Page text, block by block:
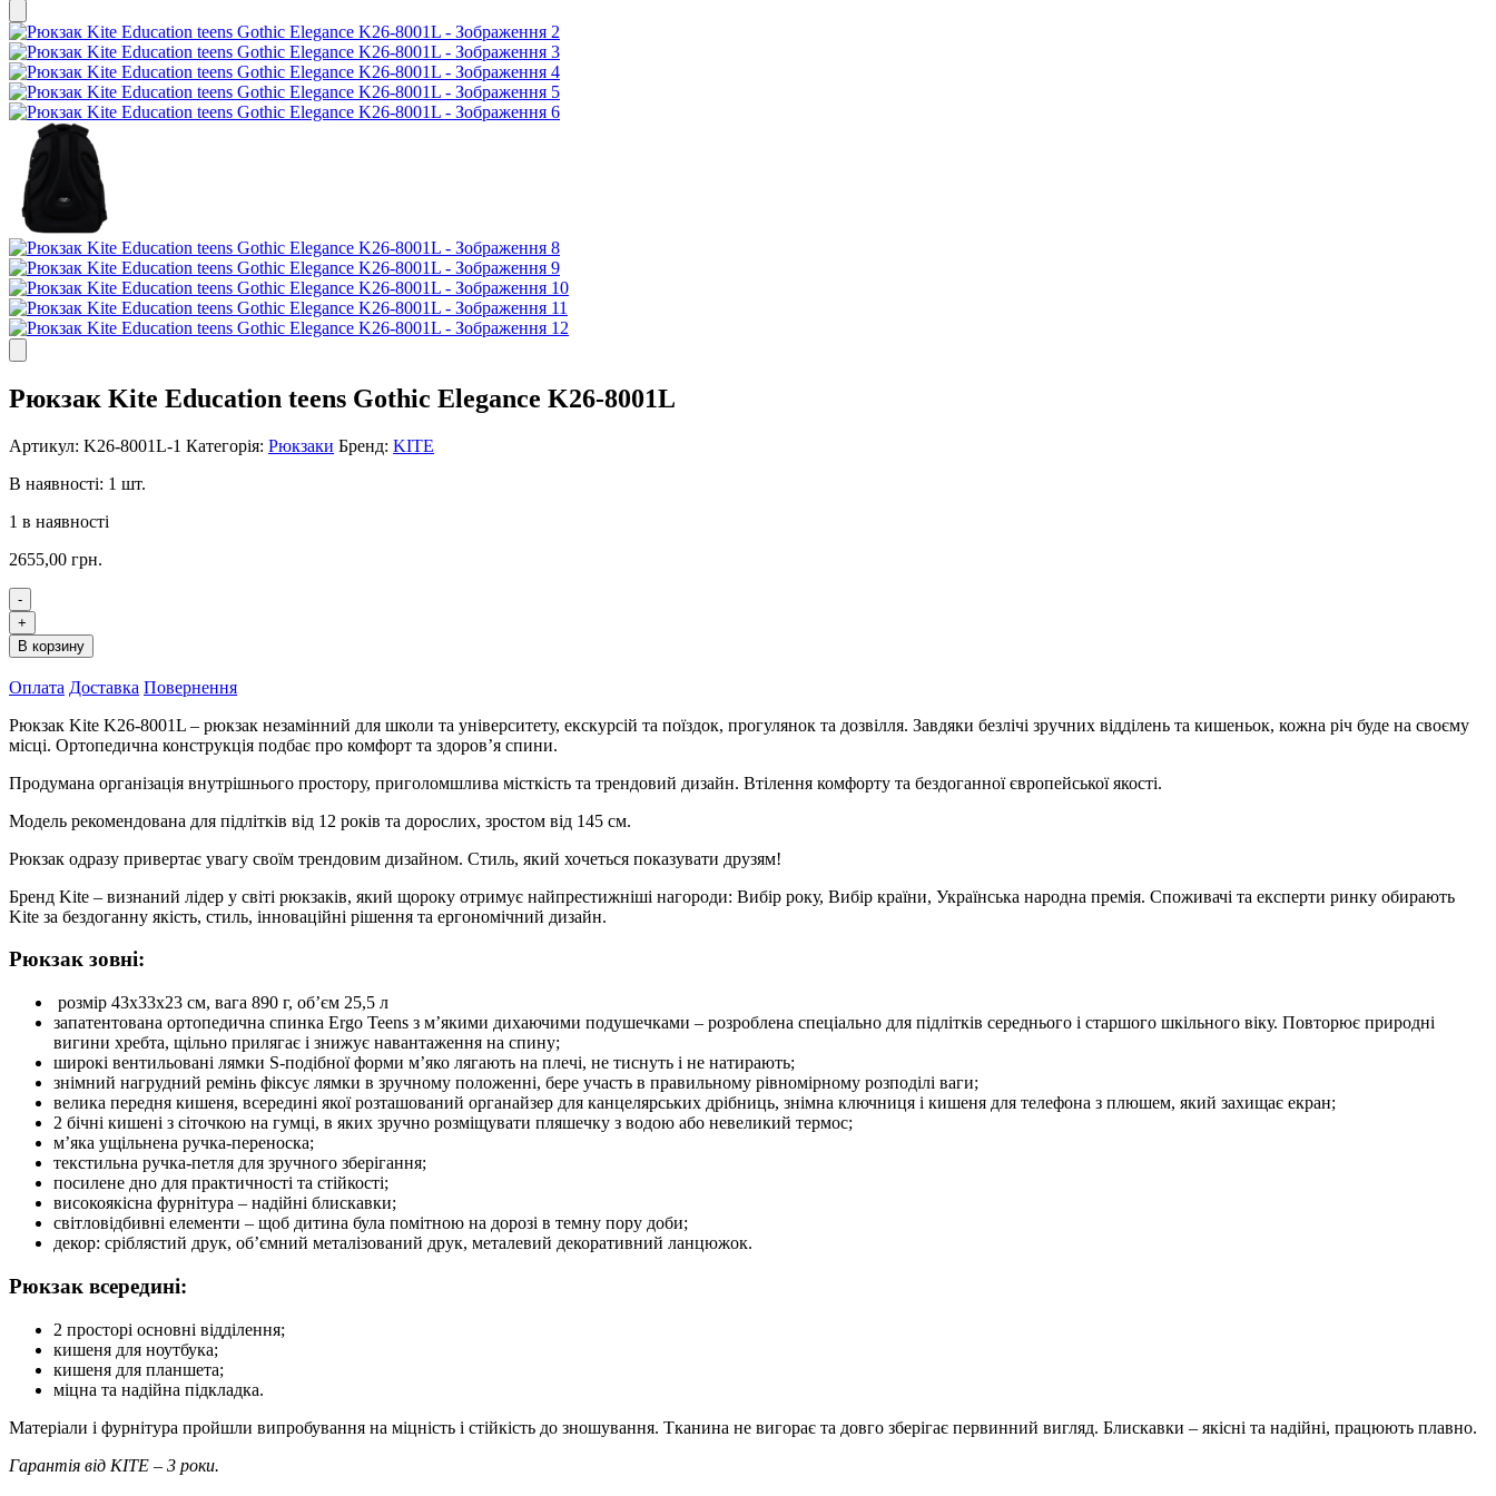
Рюкзак Kite Education teens Gothic Elegance K26-8001L
Артикул: K26-8001L-1 Категорія: Рюкзаки Бренд: KITE
В наявності: 1 шт.
1 в наявності
2655,00 грн.
-
Рюкзак
Kite
Education
teens
Gothic
Elegance
K26-
8001L
кількість
+
В корзину
Оплата Доставка Повернення
Рюкзак Kite K26-8001L – рюкзак незамінний для школи та університету, екскурсій та поїздок, прогулянок та дозвілля. Завдяки безлічі зручних відділень та кишеньок, кожна річ буде на своєму
місці. Ортопедична конструкція подбає про комфорт та здоров’я спини.
Продумана організація внутрішнього простору, приголомшлива місткість та трендовий дизайн. Втілення комфорту та бездоганної європейської якості.
Модель рекомендована для підлітків від 12 років та дорослих, зростом від 145 см.
Рюкзак одразу привертає увагу своїм трендовим дизайном. Стиль, який хочеться показувати друзям!
Бренд Kite – визнаний лідер у світі рюкзаків, який щороку отримує найпрестижніші нагороди: Вибір року, Вибір країни, Українська народна премія. Споживачі та експерти ринку обирають
Kite за бездоганну якість, стиль, інноваційні рішення та ергономічний дизайн.
Рюкзак зовні:
розмір 43x33x23 см, вага 890 г, об’єм 25,5 л
запатентована ортопедична спинка Ergo Teens з м’якими дихаючими подушечками – розроблена спеціально для підлітків середнього і старшого шкільного віку. Повторює природні
вигини хребта, щільно прилягає і знижує навантаження на спину;
широкі вентильовані лямки S-подібної форми м’яко лягають на плечі, не тиснуть і не натирають;
знімний нагрудний ремінь фіксує лямки в зручному положенні, бере участь в правильному рівномірному розподілі ваги;
велика передня кишеня, всередині якої розташований органайзер для канцелярських дрібниць, знімна ключниця і кишеня для телефона з плюшем, який захищає екран;
2 бічні кишені з сіточкою на гумці, в яких зручно розміщувати пляшечку з водою або невеликий термос;
м’яка ущільнена ручка-переноска;
текстильна ручка-петля для зручного зберігання;
посилене дно для практичності та стійкості;
високоякісна фурнітура – надійні блискавки;
світловідбивні елементи – щоб дитина була помітною на дорозі в темну пору доби;
декор: сріблястий друк, об’ємний металізований друк, металевий декоративний ланцюжок.
Рюкзак всередині:
2 просторі основні відділення;
кишеня для ноутбука;
кишеня для планшета;
міцна та надійна підкладка.
Матеріали і фурнітура пройшли випробування на міцність і стійкість до зношування. Тканина не вигорає та довго зберігає первинний вигляд. Блискавки – якісні та надійні, працюють плавно.
Гарантія від KITE – 3 роки.